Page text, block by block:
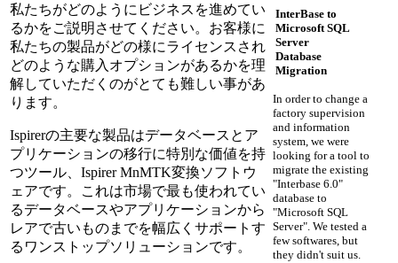
私たちがどのようにビジネスを進めてい
るかをご説明させてください。お客様に
私たちの製品がどの様にライセンスされ
どのような購入オプションがあるかを理
解していただくのがとても難しい事があ
ります。
Ispirerの主要な製品はデータベースとア
プリケーションの移行に特別な価値を持
つツール、Ispirer MnMTK変換ソフトウ
ェアです。これは市場で最も使われてい
るデータベースやアプリケーションから
レアで古いものまでを幅広くサポートす
るワンストップソリューションです。
InterBase to
Microsoft SQL
Server
Database
Migration
In order to change a
factory supervision
and information
system, we were
looking for a tool to
migrate the existing
"Interbase 6.0"
database to
"Microsoft SQL
Server". We tested a
few softwares, but
they didn't suit us.